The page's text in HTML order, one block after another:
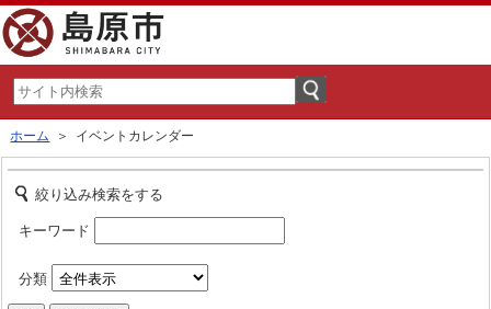
ホーム ＞ イベントカレンダー
絞り込み検索をする
キーワード
分類